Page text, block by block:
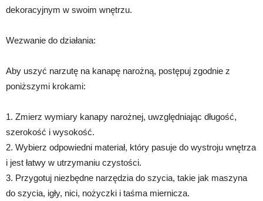
dekoracyjnym w swoim wnętrzu.
Wezwanie do działania:
Aby uszyć narzutę na kanapę narożną, postępuj zgodnie z
poniższymi krokami:
1. Zmierz wymiary kanapy narożnej, uwzględniając długość,
szerokość i wysokość.
2. Wybierz odpowiedni materiał, który pasuje do wystroju wnętrza
i jest łatwy w utrzymaniu czystości.
3. Przygotuj niezbędne narzędzia do szycia, takie jak maszyna
do szycia, igły, nici, nożyczki i taśma miernicza.